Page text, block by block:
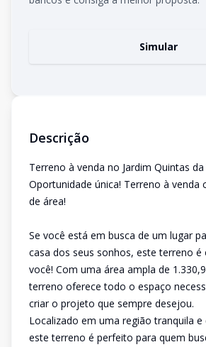
Simular
Descrição
Terreno à venda no Jardim Quintas
Oportunidade única! Terreno à venda
de área!
Se você está em busca de um lugar
casa dos seus sonhos, este terreno é
você! Com uma área ampla de
terreno oferece todo o espaço
criar o projeto que sempre desejou.
Localizado em uma região tranquila e
este terreno é perfeito para quem